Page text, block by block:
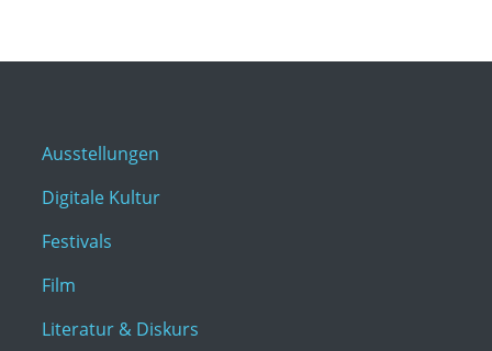
Ausstellungen
Digitale Kultur
Festivals
Film
Literatur & Diskurs